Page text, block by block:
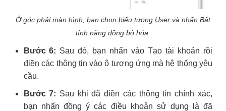
Ở góc phải màn hình, bạn chọn biểu tượng User và nhấn Bật
tính năng đồng bộ hóa.
Bước 6: Sau đó, bạn nhấn vào Tạo tài khoản rồi
điền các thông tin vào ô tương ứng mà hệ thống yêu
cầu.
Bước 7: Sau khi đã điền các thông tin chính xác,
bạn nhấn đồng ý các điều khoản sử dụng là đã